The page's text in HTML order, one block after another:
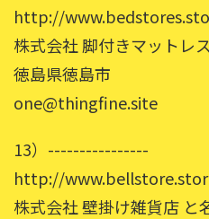
http://
株式会社 脚付きマットレ
徳島県徳島市
one@thingfine.site
13）----------------
http://
株式会社 壁掛け雑貨店 と